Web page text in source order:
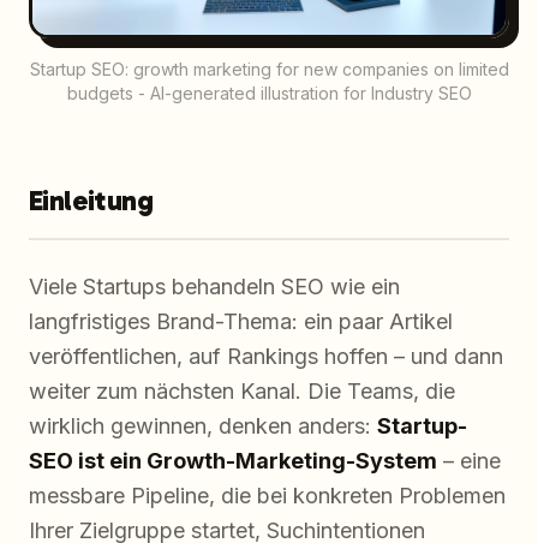
Startup SEO: growth marketing for new companies on limited
budgets - AI-generated illustration for Industry SEO
Einleitung
Viele Startups behandeln SEO wie ein
langfristiges Brand-Thema: ein paar Artikel
veröffentlichen, auf Rankings hoffen – und dann
weiter zum nächsten Kanal. Die Teams, die
wirklich gewinnen, denken anders: Startup-
SEO ist ein Growth-Marketing-System – eine
messbare Pipeline, die bei konkreten Problemen
Ihrer Zielgruppe startet, Suchintentionen